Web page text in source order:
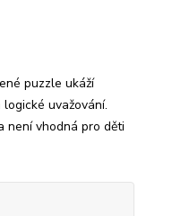
puzzle ukáží
uvažování.
není vhodná pro děti